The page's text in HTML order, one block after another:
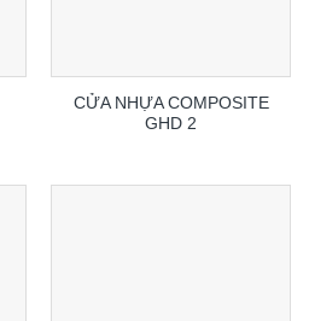
CỬA NHỰA COMPOSITE
GHD 2